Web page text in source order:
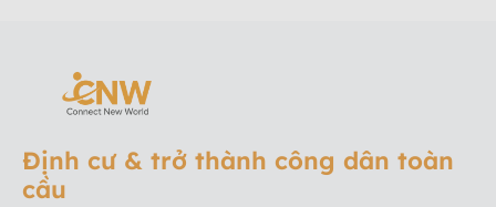
Định cư & trở thành công dân toàn
cầu